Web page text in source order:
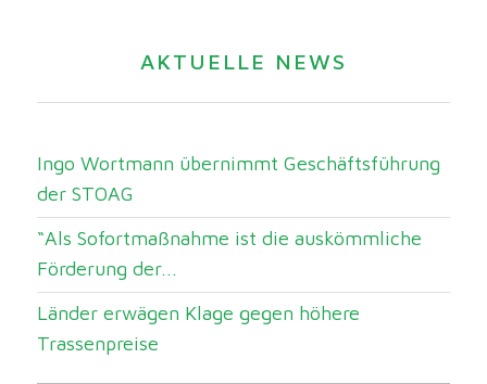
AKTUELLE NEWS
Ingo Wortmann übernimmt Geschäftsführung
der STOAG
“Als Sofortmaßnahme ist die auskömmliche
Förderung der...
Länder erwägen Klage gegen höhere
Trassenpreise